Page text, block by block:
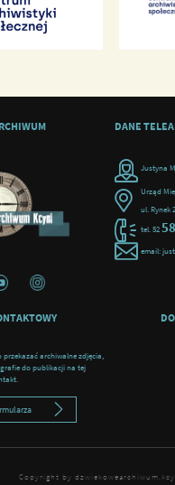
DANE
Justyna
Urząd
ul. Rynek
tel. 52
email:
przekazać archiwalne zdjęcia,
do publikacji na tej
Copyright by